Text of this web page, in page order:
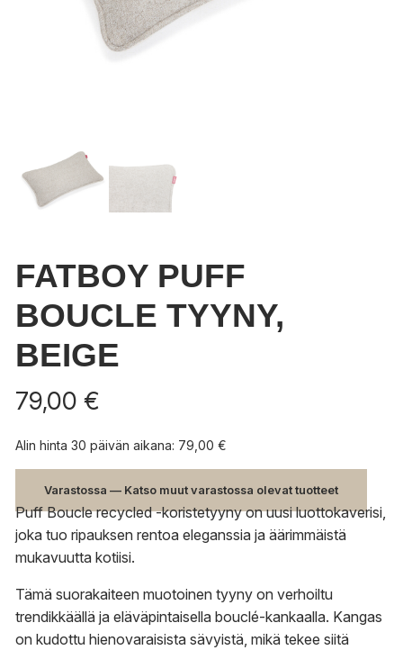
FATBOY PUFF
BOUCLE TYYNY,
BEIGE
79,00 €
Alin hinta 30 päivän aikana: 79,00 €
Varastossa — Katso muut varastossa olevat tuotteet
Puff Boucle recycled -koristetyyny on uusi luottokaverisi,
joka tuo ripauksen rentoa eleganssia ja äärimmäistä
mukavuutta kotiisi.
Tämä suorakaiteen muotoinen tyyny on verhoiltu
trendikkäällä ja eläväpintaisella bouclé-kankaalla. Kangas
on kudottu hienovaraisista sävyistä, mikä tekee siitä